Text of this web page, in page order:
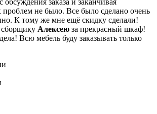
не было. Все было сделано очень
К тому же мне ещё скидку сделали!
Алексею за прекрасный шкаф!
Всю мебель буду заказывать только